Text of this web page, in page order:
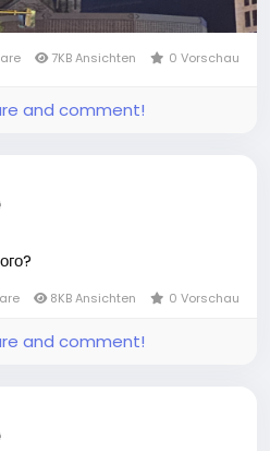
7KB Ansichten 0 Vorschau
and comment!
8KB Ansichten 0 Vorschau
and comment!